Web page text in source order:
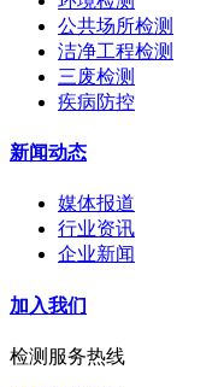
公共场所检测
洁净工程检测
三废检测
疾病防控
新闻动态
媒体报道
行业资讯
企业新闻
加入我们
检测服务热线